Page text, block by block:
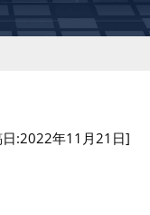
日:2022年11月21日]